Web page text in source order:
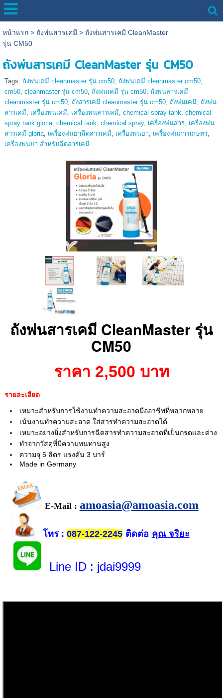
หน้าแรก> ถังพ่นสารเคมี > ถังพ่นสารเคมี CleanMaster
รุ่น CM50
ถังพ่นสารเคมี CleanMaster รุ่น CM50
Tags: ถังพ่นเคมี cleanmaster รุ่น cm50, ถังพ่นเคมี cleanmaster cm50,
cm50, cleanmaster รุ่น cm50, ถังพ่นเคมี รุ่น cm50, ถังพ่นสารเคมี
cleanmaster รุ่น cm50, ถังสารเคมี cleanmaster รุ่น cm50, ถังพ่นเคมี, ถังพ่น
สารเคมี, เครื่องพ่นเคมี, เครื่องพ่นสารเคมี, chemical spray tank, chemical
spray tank gloria, chemical tank, chemical spray, เครื่องพ่นสาร, เครื่องพ่น
สารเคมี gloria, เครื่องพ่นยาฉีดสารเคมี, เครื่องพ่นยา, เครื่องพ่นการเกษตร,
เครื่องพ่นยา สำหรับฉีดสารเคมี
ถังพ่นสารเคมี CleanMaster รุ่น
CM50
ราคา 2,500 บาท
รายละเอียด
เหมาะสำหรับการใช้งานทำความสะอาดมืออาชีพที่หลากหลาย
เน้นงานทำความสะอาด ใส่สารทำความสะอาดได้
เหมาะอย่างยิ่งสำหรับการฉีดสารทำความสะอาดที่เป็นกรดและด่าง
ทำจากวัสดุที่มีความทนทานสูง
ความจุ 5 ลิตร แรงดัน 3 บาร์
Made in Germany
E-Mail : amoasia@amoasia.com
โทร: 087-122-2245ติดต่อ คุณ จริยะ
Line ID : jdai9999